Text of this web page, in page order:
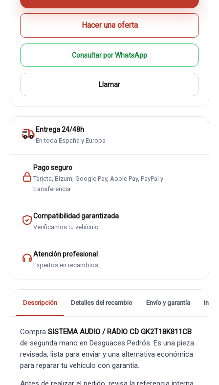
Hacer una oferta
Consultar por WhatsApp
Llamar
Entrega 24/48h
En toda España y Europa
Pago seguro
Tarjeta, Bizum, Google Pay, Apple Pay, PayPal y
transferencia
Compatibilidad garantizada
Verificamos tu vehículo
Atención profesional
Expertos en recambios
Descripción Detalles del recambio Envío y garantía
Compra SISTEMA AUDIO / RADIO CD GK2T18K811CB
de segunda mano en Desguaces Pedrós. Es una pieza
revisada, lista para enviar y una alternativa económica
para reparar tu vehículo con garantía.